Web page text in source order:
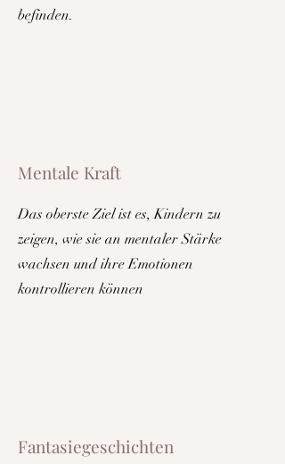
befinden.
Mentale Kraft
Das oberste Ziel ist es, Kindern zu
zeigen, wie sie an mentaler Stärke
wachsen und ihre Emotionen
kontrollieren können
Fantasiegeschichten